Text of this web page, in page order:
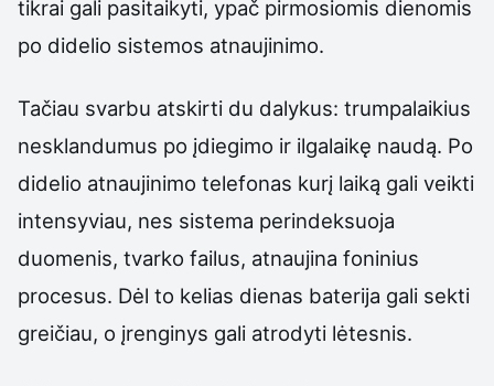
tikrai gali pasitaikyti, ypač pirmosiomis dienomis
po didelio sistemos atnaujinimo.
Tačiau svarbu atskirti du dalykus: trumpalaikius
nesklandumus po įdiegimo ir ilgalaikę naudą. Po
didelio atnaujinimo telefonas kurį laiką gali veikti
intensyviau, nes sistema perindeksuoja
duomenis, tvarko failus, atnaujina foninius
procesus. Dėl to kelias dienas baterija gali sekti
greičiau, o įrenginys gali atrodyti lėtesnis.